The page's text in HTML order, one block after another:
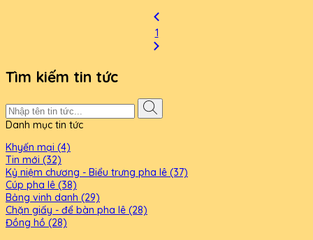
1
Tìm kiếm tin tức
Danh mục tin tức
Khyến mại (4)
Tin mới (32)
Kỷ niệm chương - Biểu trưng pha lê (37)
Cúp pha lê (38)
Bảng vinh danh (29)
Chặn giấy - để bàn pha lê (28)
Đồng hồ (28)